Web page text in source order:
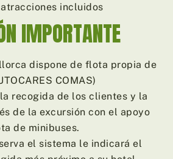
incluidos
IMPORTANTE
dispone de flota propia de
COMAS)
recogida de los clientes y la
de la excursión con el apoyo
de minibuses.
el sistema le indicará el